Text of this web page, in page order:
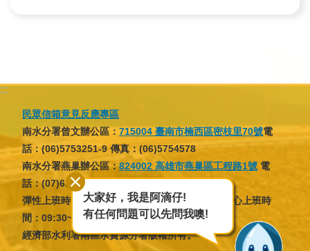
:::
民眾信箱意見反應專區
南水分署曾文辦公區： 715004 臺南市楠西區密枝里70號電
話：(06)5753251-9 傳真：(06)5754578
南水分署燕巢辦公區：824002 高雄市燕巢區工程路1號 電
話：(07)6166137 傳真：(07)6166046
彈性上班時間：07:30~09:30，16:30~18:30；核心上班時
間：09:30~12:30，13:30~16:30
經濟部水利署南區水資源分署版權所有。
大家好，我是阿滴仔!
有任何問題可以先問我噢!